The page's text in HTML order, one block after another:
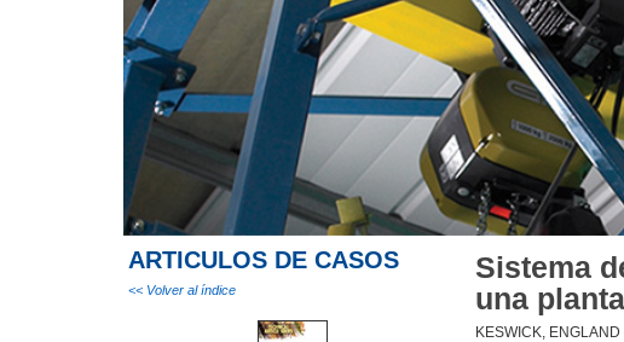
ARTICULOS DE CASOS
<< Volver al índice
Sistema
una
KESWICK,